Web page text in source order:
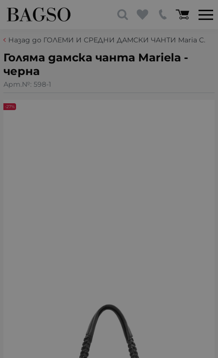
Назад до ГОЛЕМИ И СРЕДНИ ДАМСКИ ЧАНТИ Maria C.
Голяма дамска чанта Mariela -
черна
Арт.№: 598-1
-27%